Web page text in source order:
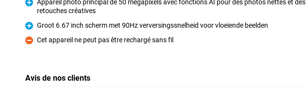
Pour
Appareil photo principal de 50 mégapixels avec fonctions AI pour des photos nettes et des
retouches créatives
Pour
Groot 6.67 inch scherm met 90Hz verversingssnelheid voor vloeiende beelden
Contre
Cet appareil ne peut pas être rechargé sans fil
Avis de nos clients